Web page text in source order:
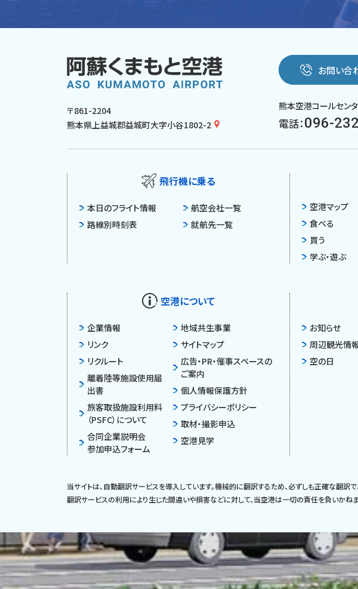
〒861-2204
熊本県上益城郡益城町大字小谷1802-2
お問い合
熊本空港コールセン
電話：096-
飛行機に乗る
本日のフライト情報
路線別時刻表
航空会社一覧
就航先一覧
空港マップ
食べる
買う
学ぶ・遊ぶ
空港について
企業情報
リンク
リクルート
離着陸等施設使用届
出書
旅客取扱施設利用料
（PSFC）について
合同企業説明会
参加申込フォーム
地域共生事業
サイトマップ
広告・PR・催事スペースの
ご案内
個人情報保護方針
プライバシーポリシー
取材・撮影申込
空港見学
お知らせ
周辺観光情
空の日
当サイトは、自動翻訳サービスを導入しています。機械的に翻訳するため、必ずしも正確な翻訳
翻訳サービスの利用により生じた間違いや損害などに対して、当空港は一切の責任を負いかねま